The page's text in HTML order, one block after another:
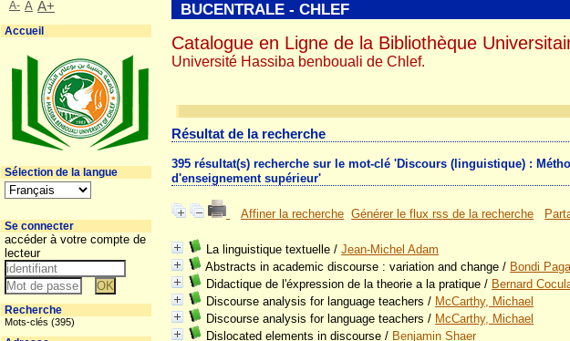
Résultat de la recherche
395 résultat(s) recherche sur le mot-clé 'Discours (linguistique) :
d'enseignement supérieur'
Affiner la recherche Générer le flux rss de la recherche
La linguistique textuelle /Jean-Michel Adam
Abstracts in academic discourse : variation and change / Bondi
Didactique de l'éxpression de la theorie a la pratique / Bernard
Discourse analysis for language teachers / McCarthy, Michael
Discourse analysis for language teachers / McCarthy, Michael
Dislocated elements in discourse / Benjamin Shaer
BUCENTRALE - CHLEF
Catalogue en Ligne de la Bibliothèque
Université Hassiba benbouali de Chlef.
A- A A+
Accueil
Sélection de la langue
Se connecter
accéder à votre compte de
lecteur
Recherche
Mots-clés (395)